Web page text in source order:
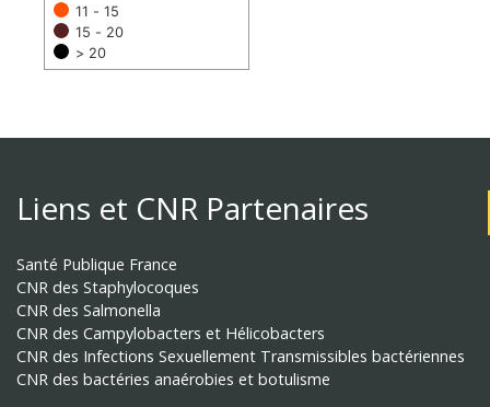
11 - 15
15 - 20
> 20
Liens et CNR Partenaires
Santé Publique France
CNR des Staphylocoques
CNR des Salmonella
CNR des Campylobacters et Hélicobacters
CNR des Infections Sexuellement Transmissibles bactériennes
CNR des bactéries anaérobies et botulisme